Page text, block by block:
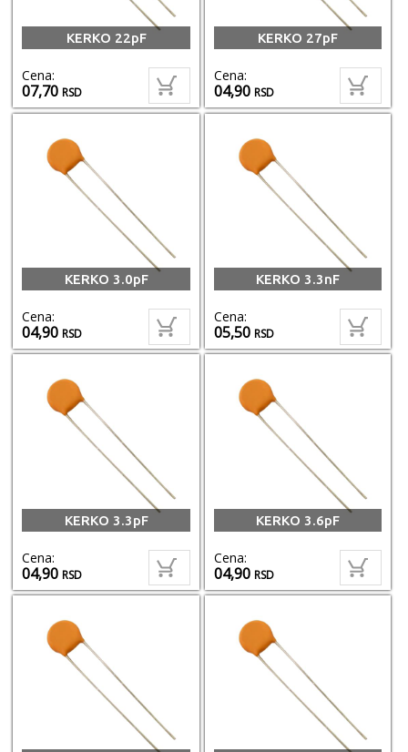
KERKO 22pF
Cena:
07,70RSD
KERKO 27pF
Cena:
04,90RSD
KERKO 3.0pF
Cena:
04,90RSD
KERKO 3.3nF
Cena:
05,50RSD
KERKO 3.3pF
Cena:
04,90RSD
KERKO 3.6pF
Cena:
04,90RSD